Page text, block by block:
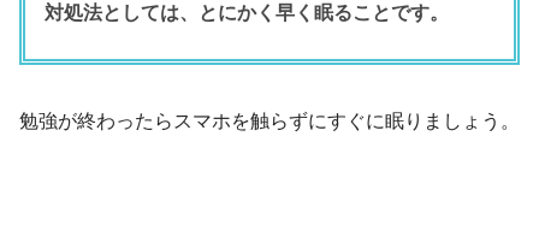
対処法としては、とにかく早く眠ることです。
勉強が終わったらスマホを触らずにすぐに眠りましょう。